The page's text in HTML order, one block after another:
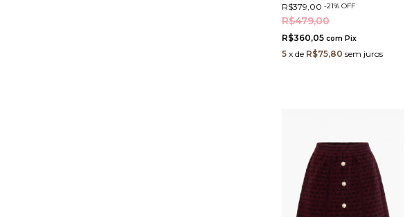
R$379,00 -21% OFF
R$479,00
R$360,05 com Pix
5 x de R$75,80 sem juros